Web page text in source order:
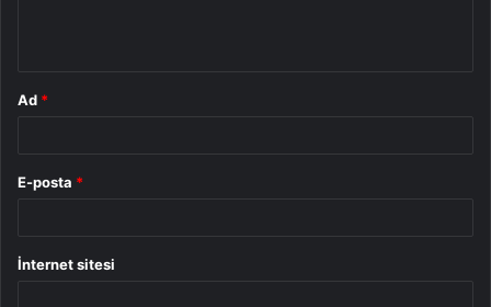
Ad *
E-posta *
İnternet sitesi